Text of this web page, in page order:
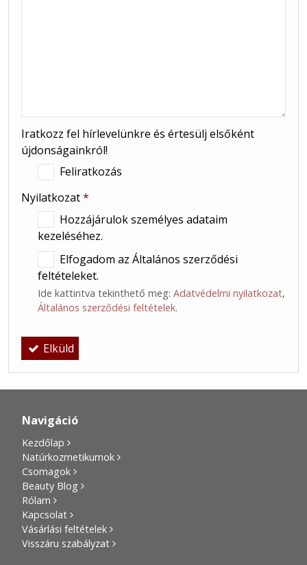
Iratkozz fel hírlevelünkre és értesülj elsőként
újdonságainkról!
Feliratkozás
Nyilatkozat*
Hozzájárulok személyes adataim
kezeléséhez.
Elfogadom az Általános szerződési
feltételeket.
Ide kattintva tekinthető meg: Adatvédelmi nyilatkozat,
Általános szerződési feltételek.
Elküld
Navigáció
Kezdőlap
Natúrkozmetikumok
Csomagok
Beauty Blog
Rólam
Kapcsolat
Vásárlási feltételek
Visszáru szabályzat